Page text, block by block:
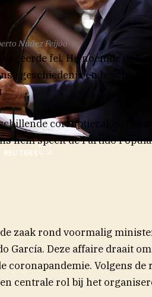
REUTERS
Núñez Feijóo
fel. Hij noemde de
geschiedenis en
corruptiezaken
hem speelt de Partido
zaak rond voormalig
García. Deze affaire draait
coronapandemie. Volgens de
centrale rol bij het